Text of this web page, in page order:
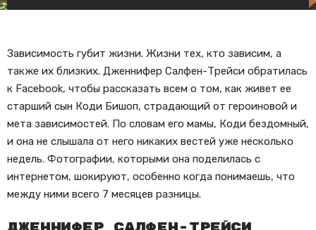
Зависимость губит жизни. Жизни тех, кто зависим, а
также их близких. Дженнифер Салфен-Трейси обратилась
к Facebook, чтобы рассказать всем о том, как живет ее
старший сын Коди Бишоп, страдающий от героиновой и
мета зависимостей. По словам его мамы, Коди бездомный,
и она не слышала от него никаких вестей уже несколько
недель. Фотографии, которыми она поделилась с
интернетом, шокируют, особенно когда понимаешь, что
между ними всего 7 месяцев разницы.